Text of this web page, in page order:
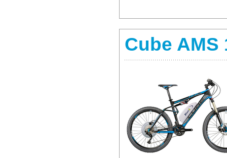
Cube AMS